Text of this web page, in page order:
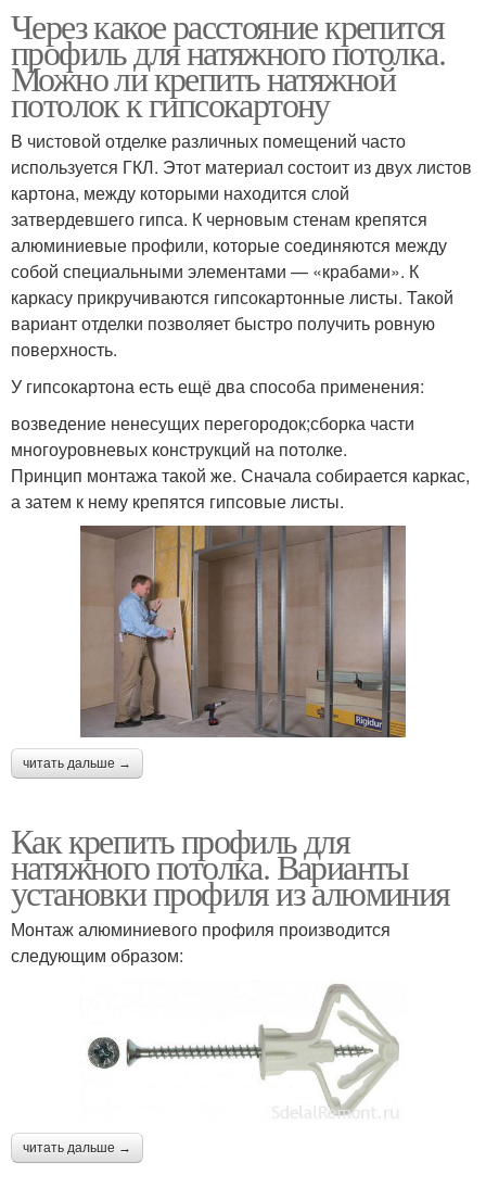
Через какое расстояние крепится
профиль для натяжного потолка.
Можно ли крепить натяжной
потолок к гипсокартону
В чистовой отделке различных помещений часто
используется ГКЛ. Этот материал состоит из двух листов
картона, между которыми находится слой
затвердевшего гипса. К черновым стенам крепятся
алюминиевые профили, которые соединяются между
собой специальными элементами — «крабами». К
каркасу прикручиваются гипсокартонные листы. Такой
вариант отделки позволяет быстро получить ровную
поверхность.
У гипсокартона есть ещё два способа применения:
возведение ненесущих перегородок;сборка части
многоуровневых конструкций на потолке.
Принцип монтажа такой же. Сначала собирается каркас,
а затем к нему крепятся гипсовые листы.
читать дальше →
Как крепить профиль для
натяжного потолка. Варианты
установки профиля из алюминия
Монтаж алюминиевого профиля производится
следующим образом:
читать дальше →